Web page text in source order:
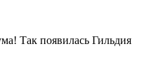
Так появилась Гильдия